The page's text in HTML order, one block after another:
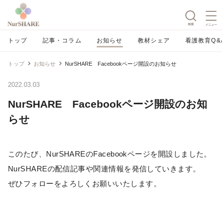
検索 メニュー
トップ 記事・コラム お知らせ 教材シェア 看護教育
トップ お知らせ NurSHARE Facebookページ開設のお知らせ
2022.03.03
NurSHARE Facebookページ開設のお知
らせ
このたび、NurSHAREのFacebookページを開設しました。
NurSHAREの配信記事や関連情報を発信していきます。
ぜひフォローをよろしくお願いいたします。